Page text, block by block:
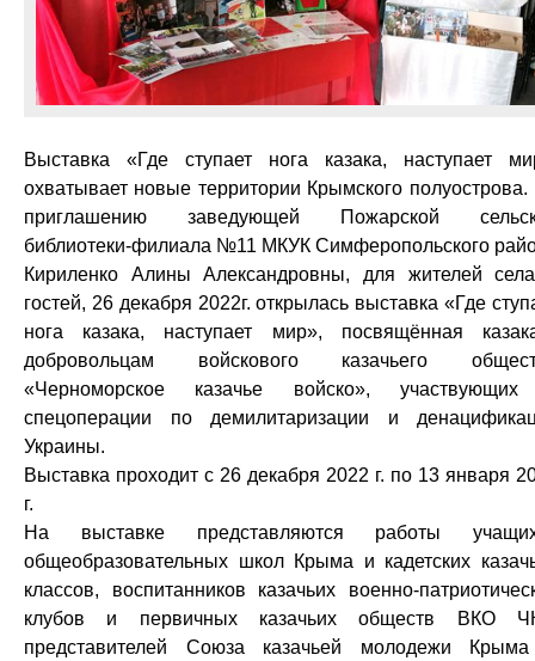
Выставка «Где ступает нога казака, наступает
охватывает новые территории Крымского
приглашению заведующей Пожарской
библиотеки-филиала №11 МКУК Симферопольского
Кириленко Алины Александровны, для жителей
гостей, 26 декабря 2022г. открылась выставка «Где
нога казака, наступает мир», посвящённая
добровольцам войскового казачьего
«Черноморское казачье войско»,
спецоперации по демилитаризации и
Украины.
Выставка проходит с 26 декабря 2022 г. по 13 января
г.
На выставке представляются работы
общеобразовательных школ Крыма и кадетских
классов, воспитанников казачьих военно-
клубов и первичных казачьих обществ ВКО
представителей Союза казачьей молодежи